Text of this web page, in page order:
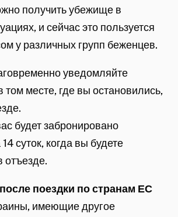
s
e
x
t
e
n
)
получить убежище в
и сейчас это пользуется
у различных групп беженцев.
уведомляйте
том месте, где вы остановились,
будет забронировано
суток, когда вы будете
отъезде.
поездки по странам ЕС
имеющие другое